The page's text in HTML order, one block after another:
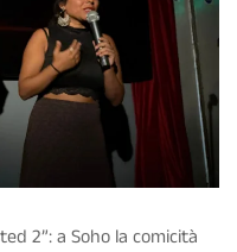
2”: a Soho la comicità